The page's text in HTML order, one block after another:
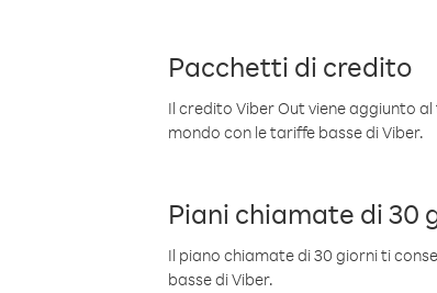
Pacchetti di credito
Il credito Viber Out viene aggiunto
mondo con le tariffe basse di Viber.
Piani chiamate di 30
Il piano chiamate di 30 giorni ti
basse di Viber.